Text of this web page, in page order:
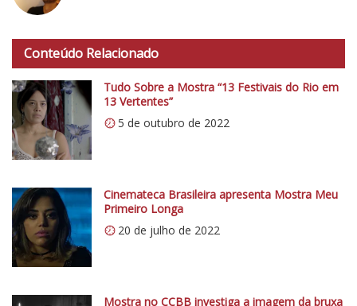
t
p
s
:
/
/
0
.
w
p
.
c
Conteúdo Relacionado
Tudo Sobre a Mostra “13 Festivais do Rio em
13 Vertentes”
5 de outubro de 2022
Cinemateca Brasileira apresenta Mostra Meu
Primeiro Longa
20 de julho de 2022
Mostra no CCBB investiga a imagem da bruxa